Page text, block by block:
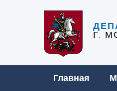
Г.
Главная